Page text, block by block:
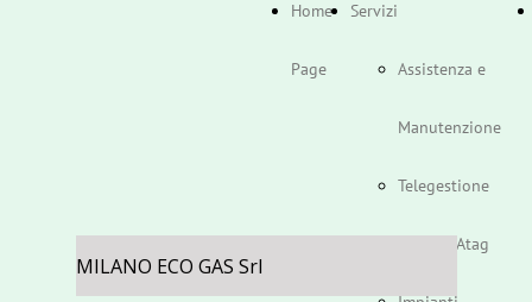
Home
Page
Servizi
Assistenza e
Manutenzione
Telegestione
Caldaie Atag
MILANO ECO GAS Srl